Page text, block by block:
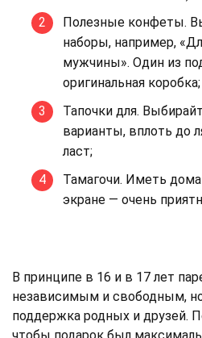
Полезные конфеты.
наборы, например,
мужчины». Один из
оригинальная коробка;
Тапочки для.
варианты, вплоть до
ласт;
Тамагочи. Иметь
экране — очень
В принципе в 16 и в 17 лет
независимым и свободным,
поддержка родных и друзей.